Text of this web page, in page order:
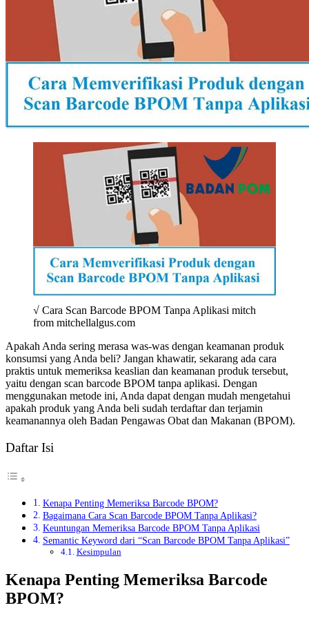
√ Cara Scan Barcode BPOM Tanpa Aplikasi mitch
from mitchellalgus.com
Apakah Anda sering merasa was-was dengan keamanan produk
konsumsi yang Anda beli? Jangan khawatir, sekarang ada cara
praktis untuk memeriksa keaslian dan keamanan produk tersebut,
yaitu dengan scan barcode BPOM tanpa aplikasi. Dengan
menggunakan metode ini, Anda dapat dengan mudah mengetahui
apakah produk yang Anda beli sudah terdaftar dan terjamin
keamanannya oleh Badan Pengawas Obat dan Makanan (BPOM).
Daftar Isi
Kenapa Penting Memeriksa Barcode BPOM?
Bagaimana Cara Scan Barcode BPOM Tanpa Aplikasi?
Keuntungan Memeriksa Barcode BPOM Tanpa Aplikasi
Semantic Keyword dari “Scan Barcode BPOM Tanpa Aplikasi”
Kesimpulan
Kenapa Penting Memeriksa Barcode
BPOM?